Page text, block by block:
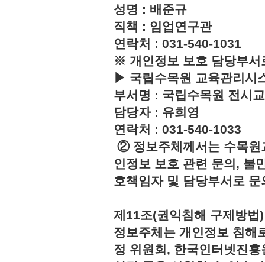
성명 : 배준규
직책 : 임업연구관
연락처 : 031-540-1031
※ 개인정보 보호 담당부서
▶ 국립수목원 교육관리시
부서명 : 국립수목원 전시
담당자 : 유희영
연락처 : 031-540-1033
② 정보주체께서는 수목원
인정보 보호 관련 문의, 불
호책임자 및 담당부서로
제11조(권익침해 구제방법)
정보주체는 개인정보 침해
정 위원회, 한국인터넷진